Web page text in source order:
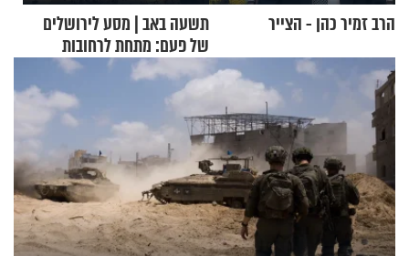
הרב זמיר כהן - הצייר
תשעה באב | מסע לירושלים
של פעם: מתחת לרחובות
ירושלים